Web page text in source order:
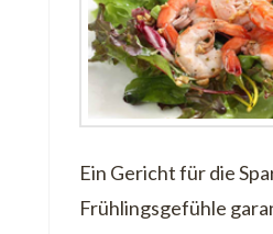
Ein Gericht für die
Frühlingsgefühle